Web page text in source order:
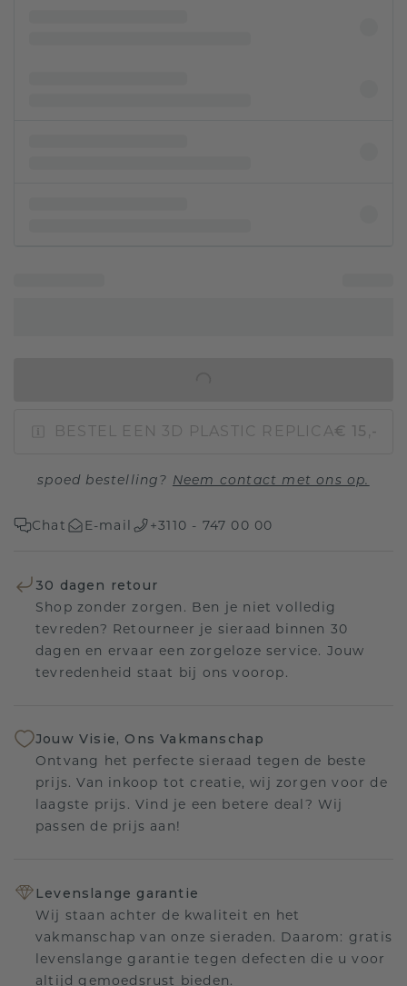
BESTEL EEN 3D PLASTIC REPLICA€ 15,-
spoed bestelling? Neem contact met ons op.
Chat E-mail +3110 - 747 00 00
30 dagen retour
Shop zonder zorgen. Ben je niet volledig
tevreden? Retourneer je sieraad binnen 30
dagen en ervaar een zorgeloze service. Jouw
tevredenheid staat bij ons voorop.
Jouw Visie, Ons Vakmanschap
Ontvang het perfecte sieraad tegen de beste
prijs. Van inkoop tot creatie, wij zorgen voor de
laagste prijs. Vind je een betere deal? Wij
passen de prijs aan!
Levenslange garantie
Wij staan achter de kwaliteit en het
vakmanschap van onze sieraden. Daarom: gratis
levenslange garantie tegen defecten die u voor
altijd gemoedsrust bieden.